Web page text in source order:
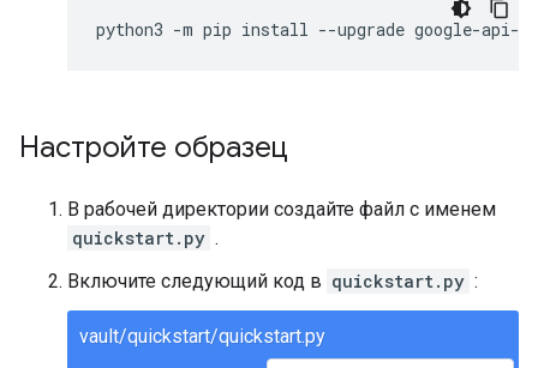
python3 -m pip install --upgrade google-api-
Настройте образец
В рабочей директории создайте файл с именем
quickstart.py .
Включите следующий код в quickstart.py :
vault/quickstart/quickstart.py